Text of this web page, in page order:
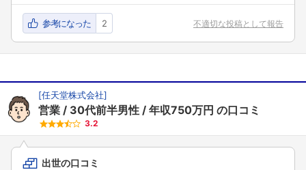
参考になった 2 不適切な投稿として報告
[任天堂株式会社]
営業 30代前半男性 年収750万円 の口コミ
3.2
出世の口コミ